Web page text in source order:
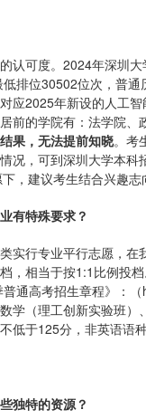
认可度。2024年深圳
排位30502位次，普
应2025年新设的人工
前的学院有：法学院
果，无法提前知晓。考
况，可到深圳大学本
，建议考生结合兴趣
有特殊要求？
实行专业平行志愿，
，相当于按1:1比例投
通高考招生章程》：
学（理工创新实验班
低于125分，非英语
独特的资源？